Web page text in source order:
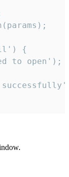
{
to open');